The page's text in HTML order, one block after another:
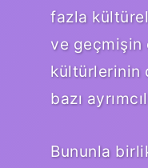
fazla
ve geçmişin
kültürlerinin
bazı
Bununla